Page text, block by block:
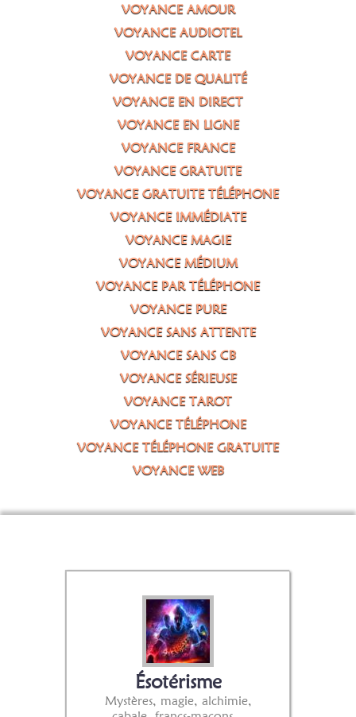
VOYANCE AMOUR
VOYANCE AUDIOTEL
VOYANCE CARTE
VOYANCE DE QUALITÉ
VOYANCE EN DIRECT
VOYANCE EN LIGNE
VOYANCE FRANCE
VOYANCE GRATUITE
VOYANCE GRATUITE TÉLÉPHONE
VOYANCE IMMÉDIATE
VOYANCE MAGIE
VOYANCE MÉDIUM
VOYANCE PAR TÉLÉPHONE
VOYANCE PURE
VOYANCE SANS ATTENTE
VOYANCE SANS CB
VOYANCE SÉRIEUSE
VOYANCE TAROT
VOYANCE TÉLÉPHONE
VOYANCE TÉLÉPHONE GRATUITE
VOYANCE WEB
Ésotérisme
Mystères, magie, alchimie,